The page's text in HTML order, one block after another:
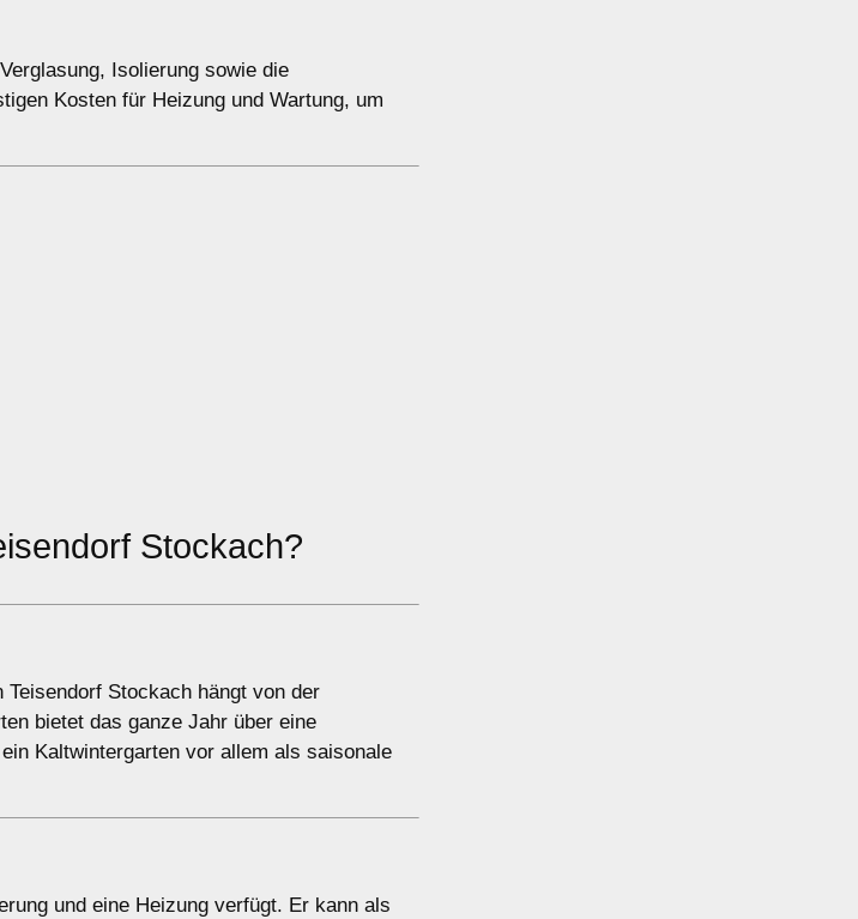
Isolierung sowie die
Kosten für Heizung und Wartung, um
Stockach?
Stockach hängt von der
bietet das ganze Jahr über eine
Kaltwintergarten vor allem als saisonale
und eine Heizung verfügt. Er kann als